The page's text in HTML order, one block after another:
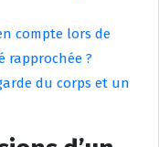
compte lors de
rapprochée ?
du corps et un